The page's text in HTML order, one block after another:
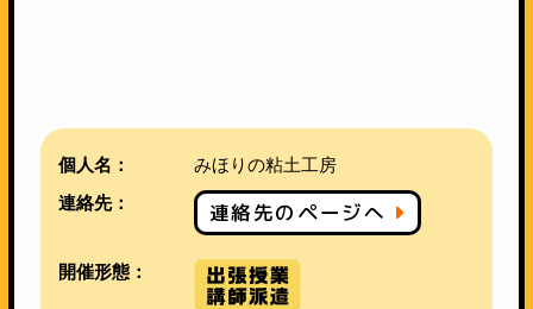
個人名：
みほりの粘土工房
連絡先：
連絡先のページへ
開催形態：